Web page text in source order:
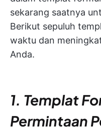
sekarang saatnya
Berikut sepuluh
waktu dan
Anda.
1. Templat
Permintaan